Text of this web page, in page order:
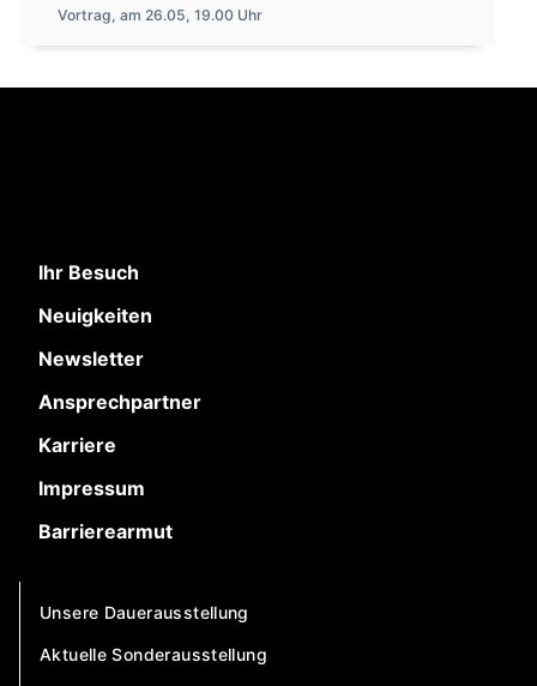
Vortrag, am 26.05, 19.00 Uhr
Ihr Besuch
Neuigkeiten
Newsletter
Ansprechpartner
Karriere
Impressum
Barrierearmut
Unsere Dauerausstellung
Aktuelle Sonderausstellung